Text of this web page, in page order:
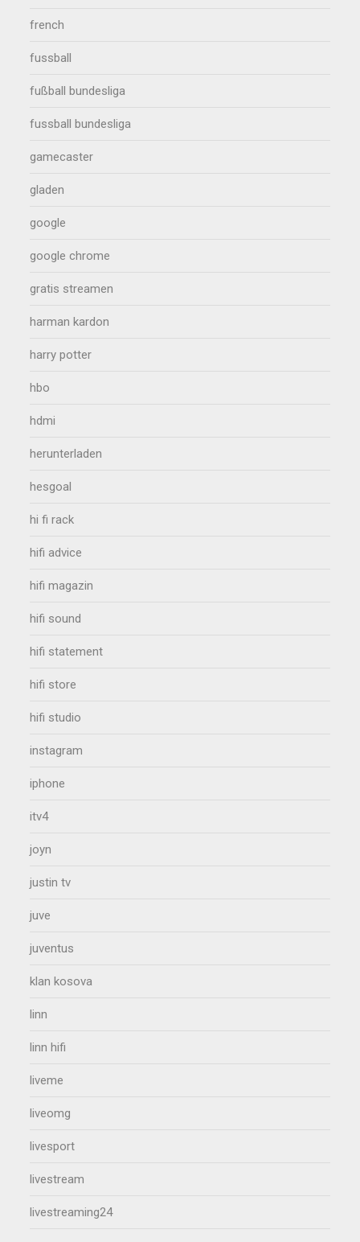
french
fussball
fußball bundesliga
fussball bundesliga
gamecaster
gladen
google
google chrome
gratis streamen
harman kardon
harry potter
hbo
hdmi
herunterladen
hesgoal
hi fi rack
hifi advice
hifi magazin
hifi sound
hifi statement
hifi store
hifi studio
instagram
iphone
itv4
joyn
justin tv
juve
juventus
klan kosova
linn
linn hifi
liveme
liveomg
livesport
livestream
livestreaming24